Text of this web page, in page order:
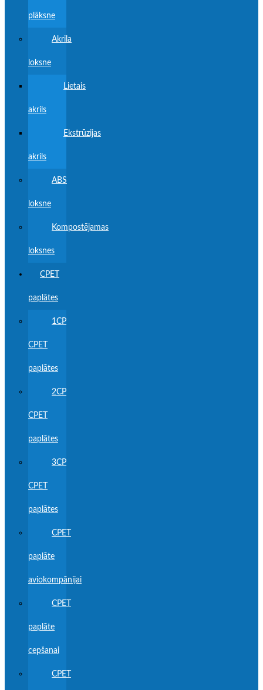
plāksne
Akrila
loksne
Lietais
akrils
Ekstrūzijas
akrils
ABS
loksne
Kompostējamas
loksnes
CPET
paplātes
1CP
CPET
paplātes
2CP
CPET
paplātes
3CP
CPET
paplātes
CPET
paplāte
aviokompānijai
CPET
paplāte
cepšanai
CPET